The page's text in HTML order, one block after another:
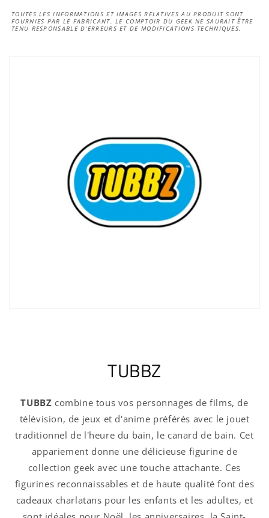
TOUTES LES INFORMATIONS ET IMAGES RELATIVES AU PRODUIT SONT
FOURNIES PAR LE FABRICANT. LE COMPTOIR DU GEEK NE SAURAIT ÊTRE
TENU RESPONSABLE D'ERREURS ET DE MODIFICATIONS TECHNIQUES.
TUBBZ
TUBBZ combine tous vos personnages de films, de
télévision, de jeux et d'anime préférés avec le jouet
traditionnel de l'heure du bain, le canard de bain. Cet
appariement donne une délicieuse figurine de
collection geek avec une touche attachante. Ces
figurines reconnaissables et de haute qualité font des
cadeaux charlatans pour les enfants et les adultes, et